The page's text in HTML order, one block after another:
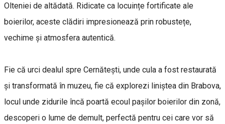
Olteniei de altădată. Ridicate ca locuințe fortificate ale
boierilor, aceste clădiri impresionează prin robustețe,
vechime și atmosfera autentică.
Fie că urci dealul spre Cernătești, unde cula a fost restaurată
și transformată în muzeu, fie că explorezi liniștea din Brabova,
locul unde zidurile încă poartă ecoul pașilor boierilor din zonă,
descoperi o lume de demult, perfectă pentru cei care vor să